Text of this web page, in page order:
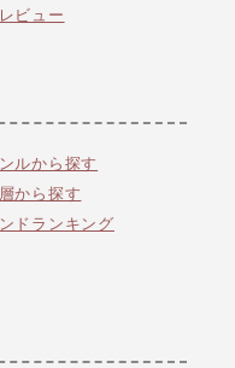
ビュー
ルから探す
から探す
ドランキング